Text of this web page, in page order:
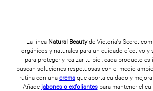
La línea Natural Beautyde Victoria's Secret
orgánicos y naturales para un cuidado efectivo y
para proteger y realzar tu piel, cada producto es
buscan soluciones respetuosas con el medio
rutina con una crema que aporta cuidado y
Añade jabones o exfoliantespara mantener el